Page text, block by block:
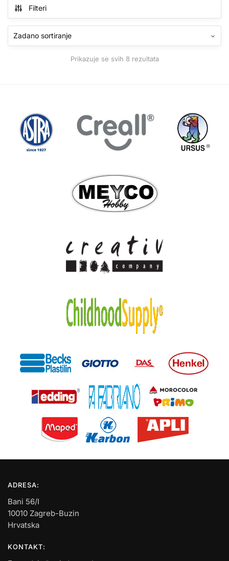
Filteri
Prikazuje se svih 8 rezultata
ADRESA:
Bani 56/I
10010 Zagreb-Buzin
Hrvatska
KONTAKT: